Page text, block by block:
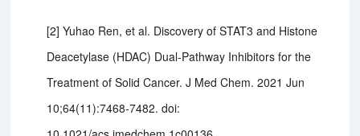
[2] Yuhao Ren, et al. Discovery of STAT3 and Histone
Deacetylase (HDAC) Dual-Pathway Inhibitors for the
Treatment of Solid Cancer. J Med Chem. 2021 Jun
10;64(11):7468-7482. doi: